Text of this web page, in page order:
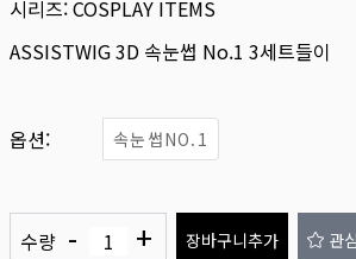
시리즈:COSPLAY ITEMS
ASSISTWIG 3D 속눈썹 No.1 3세트들이
옵션: 속눈썹NO.1
수량 - + 장바구니추가 관